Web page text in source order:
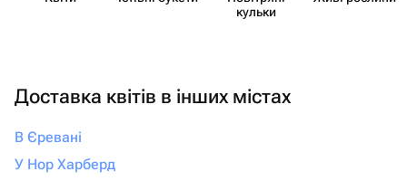
кульки
Доставка квітів в інших містах
В Єревані
У Нор Харберд